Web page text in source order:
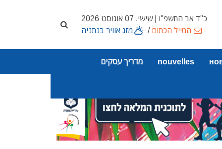
כ"ד אב התשפ"ו | שישי, 07 אוגוסט 2026
המייל הכתום/ מזג אוויר בנתניה
nouvelles מדריך עסקים